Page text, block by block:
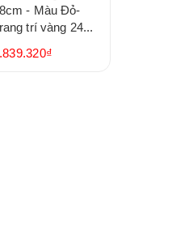
- Màu Đỏ-
trí vàng 24...